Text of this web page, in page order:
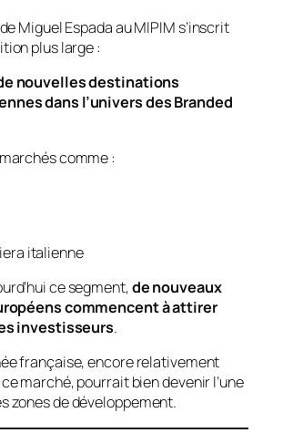
Miguel Espada au MIPIM s’inscrit
plus large :
nouvelles destinations
dans l’univers des Branded
comme :
italienne
ce segment,de nouveaux
commencent à attirer
investisseurs.
française, encore relativement
marché, pourrait bien devenir l’une
zones de développement.